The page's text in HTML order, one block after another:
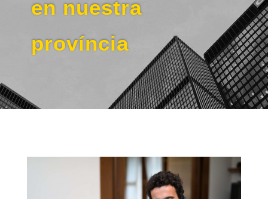
en nuestra
província